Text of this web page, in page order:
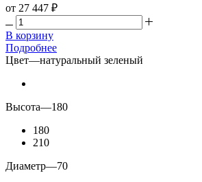
от 27 447 ₽
В корзину
Подробнее
Цвет—натуральный зеленый
Высота—180
180
210
Диаметр—70